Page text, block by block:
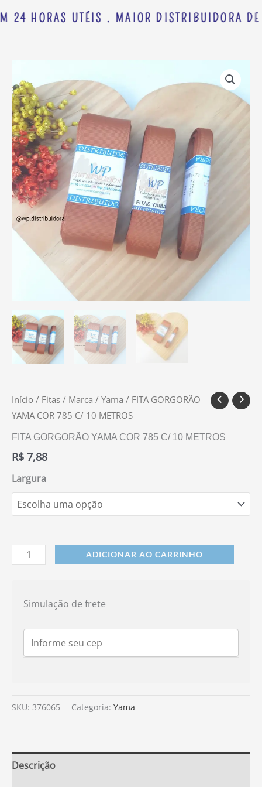
24 HORAS UTÉIS . MAIOR DISTRIBUIDORA
Início / Fitas / Marca / Yama / FITA GORGORÃO
YAMA COR 785 C/ 10 METROS
FITA GORGORÃO YAMA COR 785 C/ 10 METROS
R$ 7,88
Largura
GORGORÃO
YAMA
COR
785
C/
10
METROS
quantidade
ADICIONAR AO CARRINHO
Simulação de frete
SKU: 376065 Categoria: Yama
Descrição